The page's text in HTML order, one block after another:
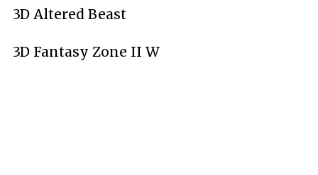
3D Altered Beast
3D Fantasy Zone II W